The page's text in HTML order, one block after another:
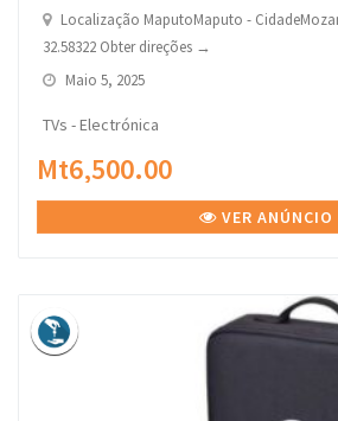
Localização MaputoMaputo -
32.58322 Obter direções →
Maio 5, 2025
TVs - Electrónica
Mt6,500.00
VER ANÚNCIO